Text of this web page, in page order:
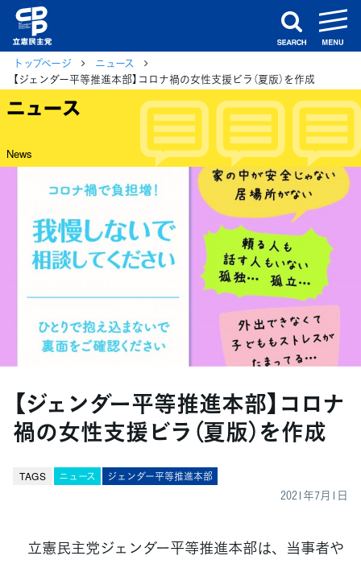
search
トップページ
ニュース
【ジェンダー平等推進本部】コロナ禍の女性支援ビラ（夏版）を作成
ニュース
News
【ジェンダー平等推進本部】コロナ
禍の女性支援ビラ（夏版）を作成
TAGS ニュース ジェンダー平等推進本部
2021年7月1日
立憲民主党ジェンダー平等推進本部は、当事者や